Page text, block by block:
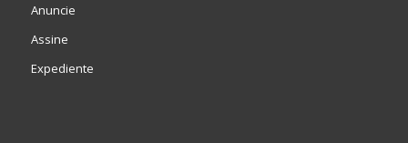
Anuncie
Assine
Expediente